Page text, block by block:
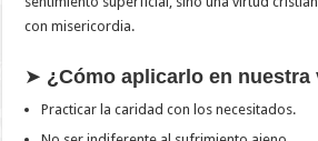
con misericordia.
➤ ¿Cómo aplicarlo en nuestra
Practicar la caridad con los necesitados.